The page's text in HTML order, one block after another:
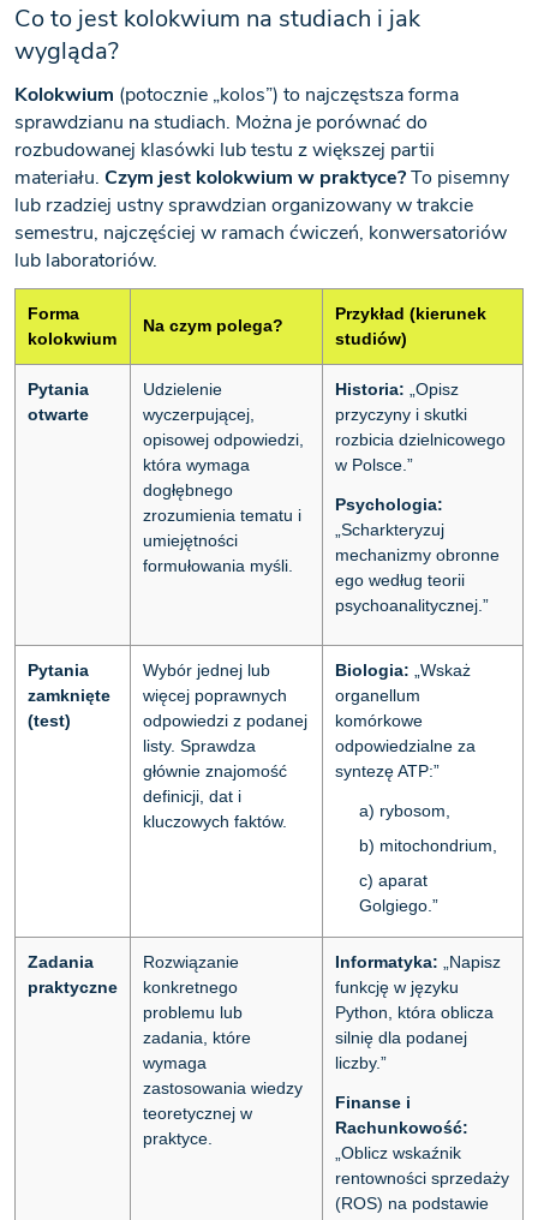
Co to jest kolokwium na studiach i jak
wygląda?
Kolokwium (potocznie „kolos”) to najczęstsza forma
sprawdzianu na studiach. Można je porównać do
rozbudowanej klasówki lub testu z większej partii
materiału. Czym jest kolokwium w praktyce?To pisemny
lub rzadziej ustny sprawdzian organizowany w trakcie
semestru, najczęściej w ramach ćwiczeń, konwersatoriów
lub laboratoriów.
Forma
kolokwium
Na czym polega?
Przykład (kierunek
studiów)
Pytania
otwarte
Udzielenie
wyczerpującej,
opisowej odpowiedzi,
która wymaga
dogłębnego
zrozumienia tematu i
umiejętności
formułowania myśli.
Historia: „Opisz
przyczyny i skutki
rozbicia dzielnicowego
w Polsce.”
Psychologia:
„Scharkteryzuj
mechanizmy obronne
ego według teorii
psychoanalitycznej.”
Pytania
zamknięte
(test)
Wybór jednej lub
więcej poprawnych
odpowiedzi z podanej
listy. Sprawdza
głównie znajomość
definicji, dat i
kluczowych faktów.
Biologia: „Wskaż
organellum
komórkowe
odpowiedzialne za
syntezę ATP:”
a) rybosom,
b) mitochondrium,
c) aparat
Golgiego.”
Zadania
praktyczne
Rozwiązanie
konkretnego
problemu lub
zadania, które
wymaga
zastosowania wiedzy
teoretycznej w
praktyce.
Informatyka: „Napisz
funkcję w języku
Python, która oblicza
silnię dla podanej
liczby.”
Finanse i
Rachunkowość:
„Oblicz wskaźnik
rentowności sprzedaży
(ROS) na podstawie